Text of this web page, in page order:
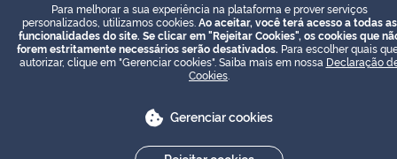
Para melhorar a sua experiência na plataforma e prover serviços
personalizados, utilizamos cookies. Ao aceitar, você terá acesso a todas as
funcionalidades do site. Se clicar em "Rejeitar Cookies", os cookies que
forem estritamente necessários serão desativados. Para escolher quais
autorizar, clique em "Gerenciar cookies". Saiba mais em nossa Declaração
Cookies
Gerenciar cookies